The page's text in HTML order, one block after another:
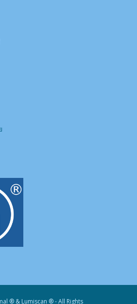
® & Lumiscan ® - All Rights